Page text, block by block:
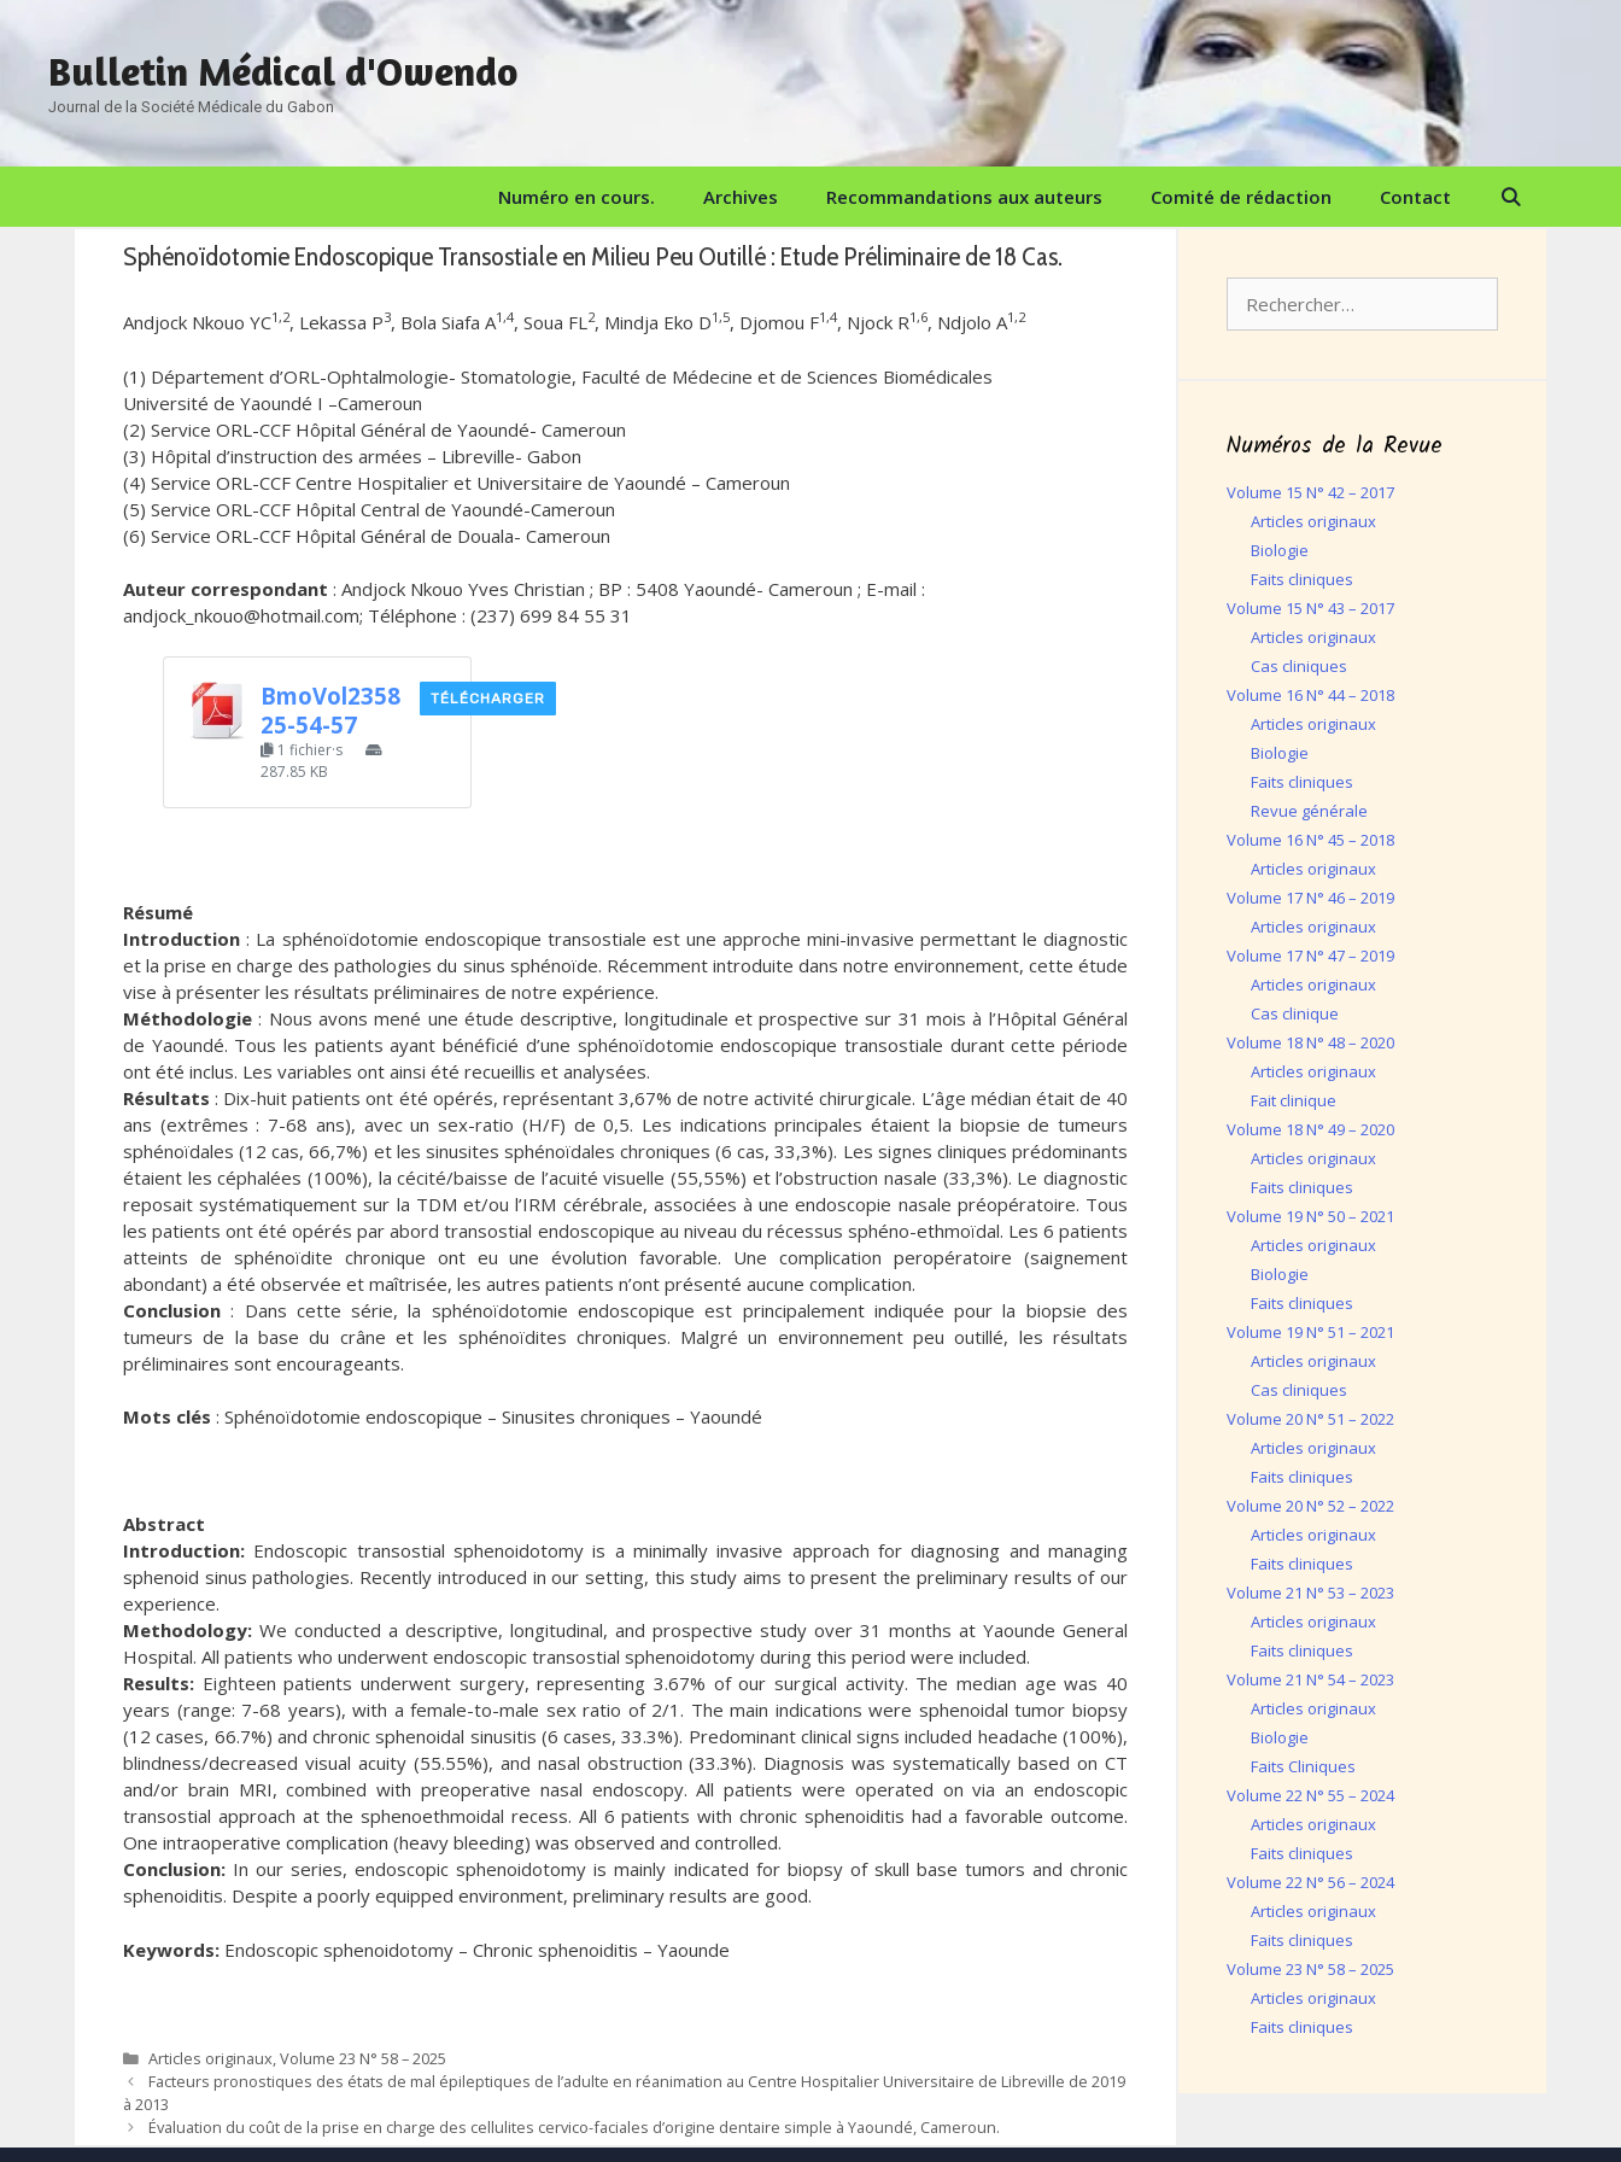
contenuBulletin Médical d'Owendo
Journal de la Société Médicale du Gabon
Numéro en cours. Archives Recommandations aux auteurs Comité de rédaction Contact
Sphénoïdotomie Endoscopique Transostiale en Milieu Peu Outillé : Etude Préliminaire de 18 Cas.
Andjock Nkouo YC1,2, Lekassa P3, Bola Siafa A1,4, Soua FL2, Mindja Eko D1,5, Djomou F1,4, Njock R1,6, Ndjolo A1,2
(1) Département d’ORL-Ophtalmologie- Stomatologie, Faculté de Médecine et de Sciences Biomédicales
Université de Yaoundé I –Cameroun
(2) Service ORL-CCF Hôpital Général de Yaoundé- Cameroun
(3) Hôpital d’instruction des armées – Libreville- Gabon
(4) Service ORL-CCF Centre Hospitalier et Universitaire de Yaoundé – Cameroun
(5) Service ORL-CCF Hôpital Central de Yaoundé-Cameroun
(6) Service ORL-CCF Hôpital Général de Douala- Cameroun
Auteur correspondant : Andjock Nkouo Yves Christian ; BP : 5408 Yaoundé- Cameroun ; E-mail :
andjock_nkouo@hotmail.com; Téléphone : (237) 699 84 55 31
BmoVol2358
25-54-57
1 fichier·s
287.85 KB
TÉLÉCHARGER
Résumé
Introduction : La sphénoïdotomie endoscopique transostiale est une approche mini-invasive permettant le diagnostic
et la prise en charge des pathologies du sinus sphénoïde. Récemment introduite dans notre environnement, cette étude
vise à présenter les résultats préliminaires de notre expérience.
Méthodologie : Nous avons mené une étude descriptive, longitudinale et prospective sur 31 mois à l’Hôpital Général
de Yaoundé. Tous les patients ayant bénéficié d’une sphénoïdotomie endoscopique transostiale durant cette période
ont été inclus. Les variables ont ainsi été recueillis et analysées.
Résultats : Dix-huit patients ont été opérés, représentant 3,67% de notre activité chirurgicale. L’âge médian était de 40
ans (extrêmes : 7-68 ans), avec un sex-ratio (H/F) de 0,5. Les indications principales étaient la biopsie de tumeurs
sphénoïdales (12 cas, 66,7%) et les sinusites sphénoïdales chroniques (6 cas, 33,3%). Les signes cliniques prédominants
étaient les céphalées (100%), la cécité/baisse de l’acuité visuelle (55,55%) et l’obstruction nasale (33,3%). Le diagnostic
reposait systématiquement sur la TDM et/ou l’IRM cérébrale, associées à une endoscopie nasale préopératoire. Tous
les patients ont été opérés par abord transostial endoscopique au niveau du récessus sphéno-ethmoïdal. Les 6 patients
atteints de sphénoïdite chronique ont eu une évolution favorable. Une complication peropératoire (saignement
abondant) a été observée et maîtrisée, les autres patients n’ont présenté aucune complication.
Conclusion : Dans cette série, la sphénoïdotomie endoscopique est principalement indiquée pour la biopsie des
tumeurs de la base du crâne et les sphénoïdites chroniques. Malgré un environnement peu outillé, les résultats
préliminaires sont encourageants.
Mots clés : Sphénoïdotomie endoscopique – Sinusites chroniques – Yaoundé
Abstract
Introduction: Endoscopic transostial sphenoidotomy is a minimally invasive approach for diagnosing and managing
sphenoid sinus pathologies. Recently introduced in our setting, this study aims to present the preliminary results of our
experience.
Methodology: We conducted a descriptive, longitudinal, and prospective study over 31 months at Yaounde General
Hospital. All patients who underwent endoscopic transostial sphenoidotomy during this period were included.
Results: Eighteen patients underwent surgery, representing 3.67% of our surgical activity. The median age was 40
years (range: 7-68 years), with a female-to-male sex ratio of 2/1. The main indications were sphenoidal tumor biopsy
(12 cases, 66.7%) and chronic sphenoidal sinusitis (6 cases, 33.3%). Predominant clinical signs included headache (100%),
blindness/decreased visual acuity (55.55%), and nasal obstruction (33.3%). Diagnosis was systematically based on CT
and/or brain MRI, combined with preoperative nasal endoscopy. All patients were operated on via an endoscopic
transostial approach at the sphenoethmoidal recess. All 6 patients with chronic sphenoiditis had a favorable outcome.
One intraoperative complication (heavy bleeding) was observed and controlled.
Conclusion: In our series, endoscopic sphenoidotomy is mainly indicated for biopsy of skull base tumors and chronic
sphenoiditis. Despite a poorly equipped environment, preliminary results are good.
Keywords: Endoscopic sphenoidotomy – Chronic sphenoiditis – Yaounde
Catégories
Articles originaux Volume 23 N° 58 – 2025
Facteurs pronostiques des états de mal épileptiques de l’adulte en réanimation au Centre Hospitalier Universitaire de Libreville de 2019
à 2013
Évaluation du coût de la prise en charge des cellulites cervico-faciales d’origine dentaire simple à Yaoundé, Cameroun.
Numéros de la Revue
Volume 15 N° 42 – 2017
Articles originaux
Biologie
Faits cliniques
Volume 15 N° 43 – 2017
Articles originaux
Cas cliniques
Volume 16 N° 44 – 2018
Articles originaux
Biologie
Faits cliniques
Revue générale
Volume 16 N° 45 – 2018
Articles originaux
Volume 17 N° 46 – 2019
Articles originaux
Volume 17 N° 47 – 2019
Articles originaux
Cas clinique
Volume 18 N° 48 – 2020
Articles originaux
Fait clinique
Volume 18 N° 49 – 2020
Articles originaux
Faits cliniques
Volume 19 N° 50 – 2021
Articles originaux
Biologie
Faits cliniques
Volume 19 N° 51 – 2021
Articles originaux
Cas cliniques
Volume 20 N° 51 – 2022
Articles originaux
Faits cliniques
Volume 20 N° 52 – 2022
Articles originaux
Faits cliniques
Volume 21 N° 53 – 2023
Articles originaux
Faits cliniques
Volume 21 N° 54 – 2023
Articles originaux
Biologie
Faits Cliniques
Volume 22 N° 55 – 2024
Articles originaux
Faits cliniques
Volume 22 N° 56 – 2024
Articles originaux
Faits cliniques
Volume 23 N° 58 – 2025
Articles originaux
Faits cliniques